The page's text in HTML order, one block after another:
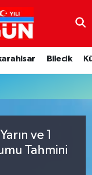
Bilecik
ve 1
Tahmini